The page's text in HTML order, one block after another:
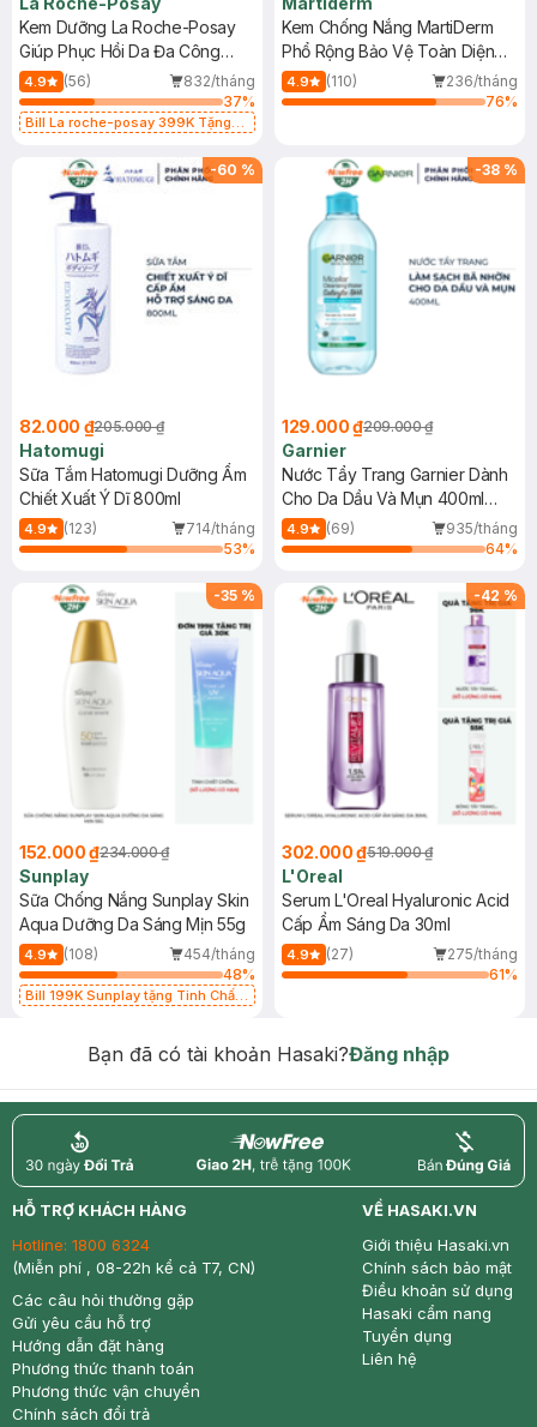
Kem Dưỡng La Roche-Posay
Giúp Phục Hồi Da Đa Công
Dụng 40ml
4.9 (56)
832/tháng
37%
Bill La roche-posay 399K Tặng
(SL có hạn)
Kem Chống Nắng MartiDerm
Phổ Rộng Bảo Vệ Toàn Diện
40ml
4.9 (110)
236/tháng
76%
-60 %
82.000 ₫205.000 ₫
Hatomugi
Sữa Tắm Hatomugi Dưỡng Ẩm
Chiết Xuất Ý Dĩ 800ml
4.9 (123)
714/tháng
53%
-38 %
129.000 ₫209.000 ₫
Garnier
Nước Tẩy Trang Garnier Dành
Cho Da Dầu Và Mụn 400ml
(Mới)
4.9 (69)
935/tháng
64%
-35 %
152.000 ₫234.000 ₫
Sunplay
Sữa Chống Nắng Sunplay Skin
Aqua Dưỡng Da Sáng Mịn 55g
4.9 (108)
454/tháng
48%
Bill 199K Sunplay tặng Tinh Chất
-42 %
302.000 ₫519.000 ₫
L'Oreal
Serum L'Oreal Hyaluronic Acid
Cấp Ẩm Sáng Da 30ml
4.9 (27)
275/tháng
61%
Bạn đã có tài khoản Hasaki?Đăng nhập
return nowfree price
HỖ TRỢ KHÁCH HÀNG
Hotline: 1800 6324
(Miễn phí , 08-22h kể cả T7, CN)
Các câu hỏi thường gặp
Gửi yêu cầu hỗ trợ
Hướng dẫn đặt hàng
Phương thức thanh toán
Phương thức vận chuyển
Chính sách đổi trả
VỀ HASAKI.VN
Giới thiệu Hasaki.vn
Chính sách bảo mật
Điều khoản sử dụng
Hasaki cẩm nang
Tuyển dụng
Liên hệ